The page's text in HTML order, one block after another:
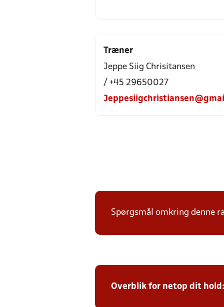
Træner
Jeppe Siig Chrisitansen
/ +45 29650027
Spørgsmål omkring denne
Overblik for netop dit